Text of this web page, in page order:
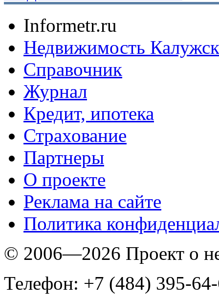
Informetr.ru
Недвижимость
Справочник
Журнал
Кредит, ипотека
Страхование
Партнеры
O проекте
Реклама на сайте
Политика
© 2006—2026 Проект о
Телефон: +7 (484) 395-